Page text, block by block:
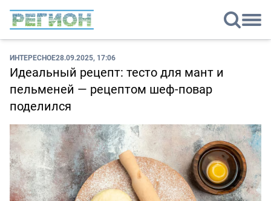
ИНТЕРЕСНОЕ28.09.2025, 17:06
Идеальный рецепт: тесто для мант и
пельменей — рецептом шеф-повар
поделился